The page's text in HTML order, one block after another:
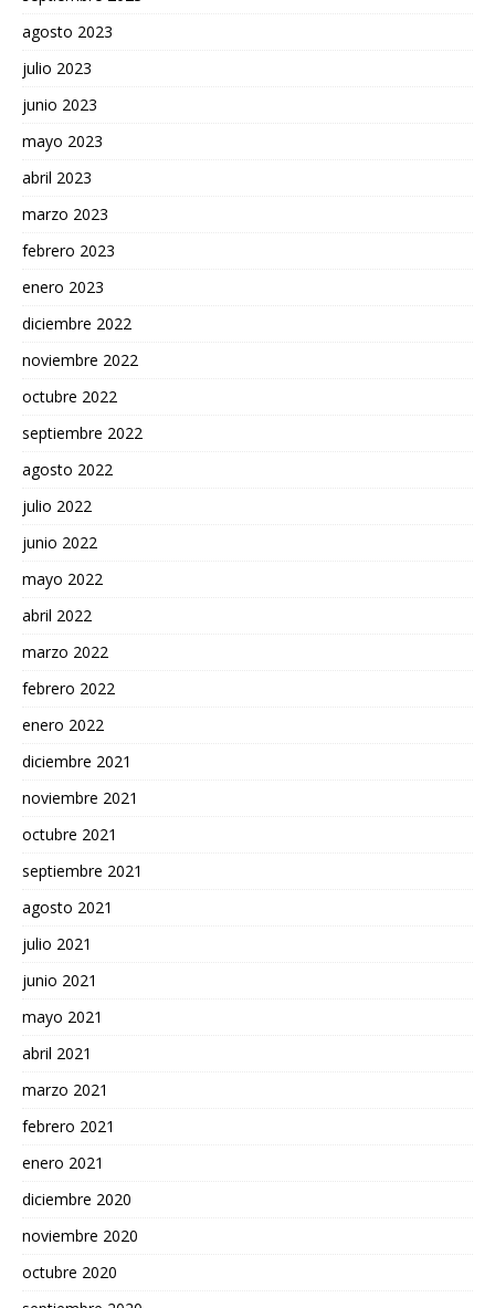
agosto 2023
julio 2023
junio 2023
mayo 2023
abril 2023
marzo 2023
febrero 2023
enero 2023
diciembre 2022
noviembre 2022
octubre 2022
septiembre 2022
agosto 2022
julio 2022
junio 2022
mayo 2022
abril 2022
marzo 2022
febrero 2022
enero 2022
diciembre 2021
noviembre 2021
octubre 2021
septiembre 2021
agosto 2021
julio 2021
junio 2021
mayo 2021
abril 2021
marzo 2021
febrero 2021
enero 2021
diciembre 2020
noviembre 2020
octubre 2020